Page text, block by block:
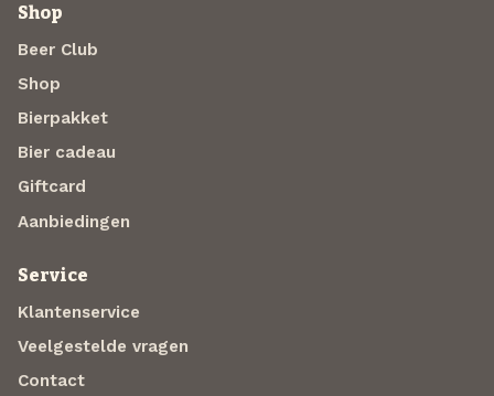
Shop
Beer Club
Shop
Bierpakket
Bier cadeau
Giftcard
Aanbiedingen
Service
Klantenservice
Veelgestelde vragen
Contact